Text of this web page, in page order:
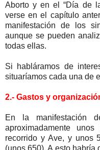
Aborto y en el “Día de
verse en el capítulo
manifestación de los
aunque se pueden
todas ellas.
Si habláramos de
situaríamos cada una de
2.- Gastos y
En la manifestación
aproximadamente
recorrido y Ave, y unos